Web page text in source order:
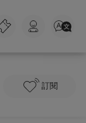
訂閱